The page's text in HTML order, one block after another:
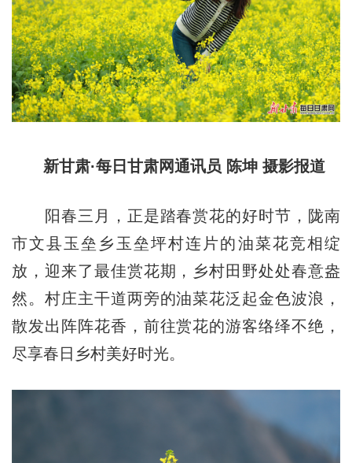
新甘肃·每日甘肃网通讯员 陈坤 摄影报道
阳春三月，正是踏春赏花的好时节，陇南
市文县玉垒乡玉垒坪村连片的油菜花竞相绽
放，迎来了最佳赏花期，乡村田野处处春意盎
然。村庄主干道两旁的油菜花泛起金色波浪，
散发出阵阵花香，前往赏花的游客络绎不绝，
尽享春日乡村美好时光。